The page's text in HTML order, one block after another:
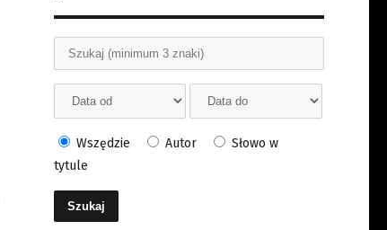
Wszędzie Autor
Słowo w
tytule